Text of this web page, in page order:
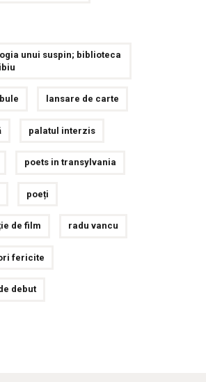
unui suspin; biblioteca
lansare de carte
palatul interzis
poets in transylvania
poeți
de film radu vancu
fericite
debut